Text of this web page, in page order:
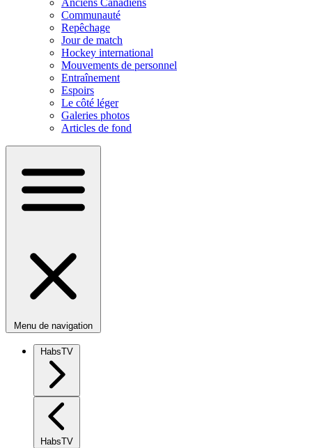
Anciens Canadiens
Communauté
Repêchage
Jour de match
Hockey international
Mouvements de personnel
Entraînement
Espoirs
Le côté léger
Galeries photos
Articles de fond
Menu de navigation
HabsTV
HabsTV